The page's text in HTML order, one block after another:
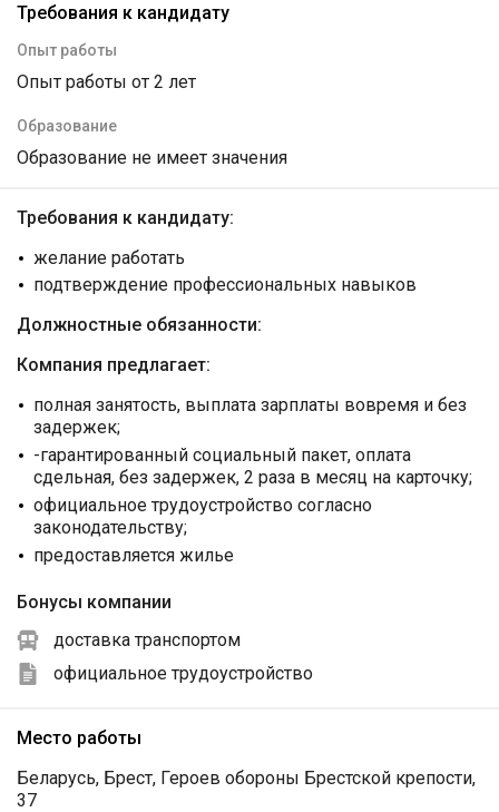
Требования к кандидату
Опыт работы
Опыт работы от 2 лет
Образование
Образование не имеет значения
Требования к кандидату:
желание работать
подтверждение профессиональных навыков
Должностные обязанности:
Компания предлагает:
полная занятость, выплата зарплаты вовремя и без
задержек;
-гарантированный социальный пакет, оплата
сдельная, без задержек, 2 раза в месяц на карточку;
официальное трудоустройство согласно
законодательству;
предоставляется жилье
Бонусы компании
доставка транспортом
официальное трудоустройство
Место работы
Беларусь, Брест, Героев обороны Брестской крепости,
37